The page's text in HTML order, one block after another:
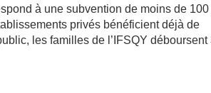
à une subvention de moins de
privés bénéficient déjà de
les familles de l’IFSQY déboursent